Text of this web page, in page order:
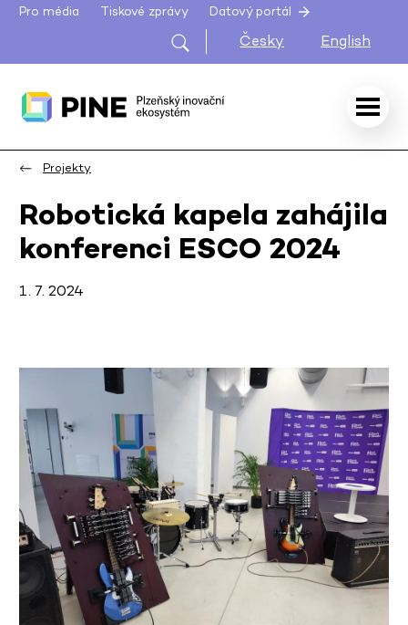
Pro média Tiskové zprávy Datový portál
Česky English
Projekty
Robotická kapela zahájila
konferenci ESCO 2024
1. 7. 2024